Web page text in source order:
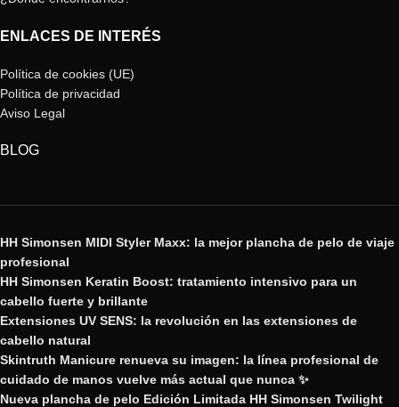
ENLACES DE INTERÉS
Política de cookies (UE)
Política de privacidad
Aviso Legal
BLOG
HH Simonsen MIDI Styler Maxx: la mejor plancha de pelo de viaje
profesional
HH Simonsen Keratin Boost: tratamiento intensivo para un
cabello fuerte y brillante
Extensiones UV SENS: la revolución en las extensiones de
cabello natural
Skintruth Manicure renueva su imagen: la línea profesional de
cuidado de manos vuelve más actual que nunca ✨
Nueva plancha de pelo Edición Limitada HH Simonsen Twilight